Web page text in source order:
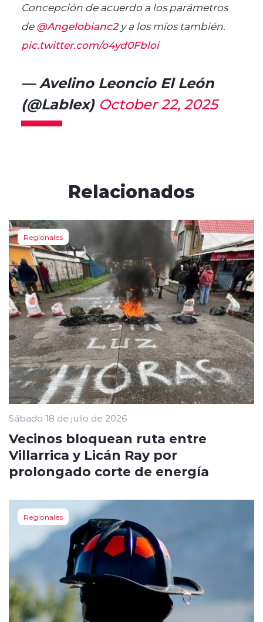
Concepción de acuerdo a los parámetros
de@Angelobianc2y a los míos también.
pic.twitter.com/o4yd0Fbloi
— Avelino Leoncio El León
(@Lablex) October 22, 2025
Relacionados
Regionales
Sábado 18 de julio de 2026
Vecinos bloquean ruta entre
Villarrica y Licán Ray por
prolongado corte de energía
Regionales